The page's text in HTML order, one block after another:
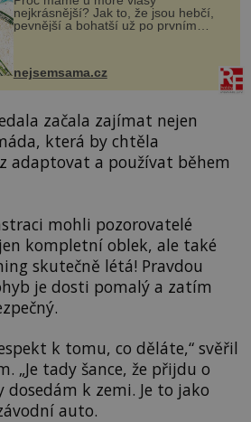
nejkrásnější? Jak to, že jsou hebčí,
pevnější a bohatší už po prvním
vlasy. ...
nejsemsama.cz
začala zajímat nejen
která by chtěla
adaptovat a používat během
mohli pozorovatelé
kompletní oblek, ale také
skutečně létá! Pravdou
je dosti pomalý a zatím
k tomu, co děláte,“ svěřil
„Je tady šance, že přijdu o
k zemi. Je to jako
auto.